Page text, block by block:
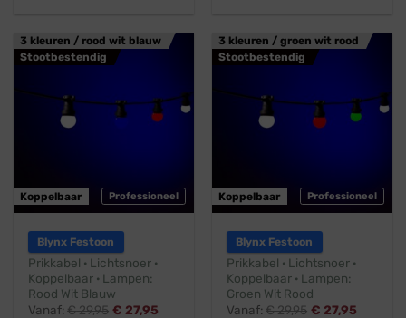
3 kleuren / rood wit blauw
Stootbestendig
Professioneel
Koppelbaar
Blynx Festoon
Prikkabel · Lichtsnoer ·
Koppelbaar · Lampen:
Rood Wit Blauw
Vanaf:€29,95 € 27,95
3 kleuren / groen wit rood
Stootbestendig
Professioneel
Koppelbaar
Blynx Festoon
Prikkabel · Lichtsnoer ·
Koppelbaar · Lampen:
Groen Wit Rood
Vanaf:€29,95 € 27,95